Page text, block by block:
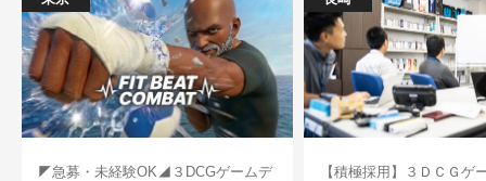
◤急募・未経験OK◢３DCGゲームデ
【積極採用】３ＤＣＧゲ